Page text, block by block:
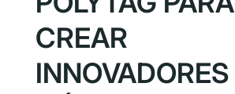
CREAR
INNOVADORES